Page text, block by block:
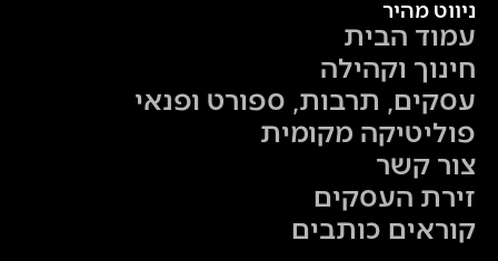
ניווט מהיר
עמוד הבית
חינוך וקהילה
עסקים, תרבות, ספורט ופנאי
פוליטיקה מקומית
צור קשר
זירת העסקים
קוראים כותבים